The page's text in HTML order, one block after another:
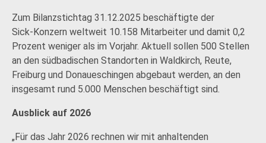
Zum Bilanzstichtag 31.12.2025 beschäftigte der
Sick‑Konzern weltweit 10.158 Mitarbeiter und damit 0,2
Prozent weniger als im Vorjahr. Aktuell sollen 500 Stellen
an den südbadischen Standorten in Waldkirch, Reute,
Freiburg und Donaueschingen abgebaut werden, an den
insgesamt rund 5.000 Menschen beschäftigt sind.
Ausblick auf 2026
„Für das Jahr 2026 rechnen wir mit anhaltenden